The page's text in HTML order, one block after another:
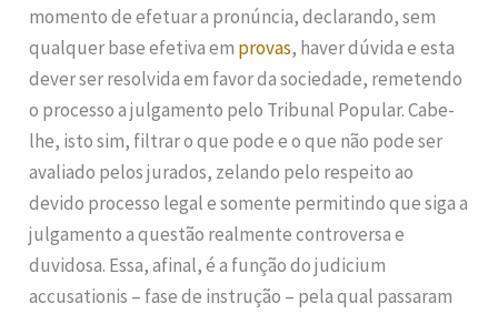
momento de efetuar a pronúncia, declarando, sem
qualquer base efetiva em provas, haver dúvida e esta
dever ser resolvida em favor da sociedade, remetendo
o processo a julgamento pelo Tribunal Popular. Cabe-
lhe, isto sim, filtrar o que pode e o que não pode ser
avaliado pelos jurados, zelando pelo respeito ao
devido processo legal e somente permitindo que siga a
julgamento a questão realmente controversa e
duvidosa. Essa, afinal, é a função do judicium
accusationis – fase de instrução – pela qual passaram